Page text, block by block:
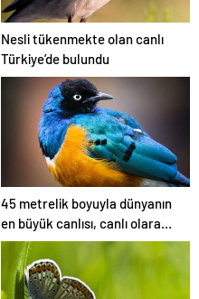
Nesli tükenmekte olan canlı
Türkiye’de bulundu
45 metrelik boyuyla dünyanın
en büyük canlısı, canlı olarak
bulundu!